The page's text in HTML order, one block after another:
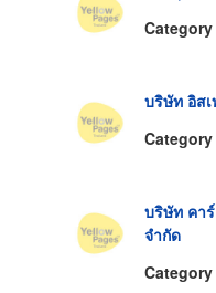
Category
บริษัท อิส
Category
บริษัท คา
จำกัด
Category